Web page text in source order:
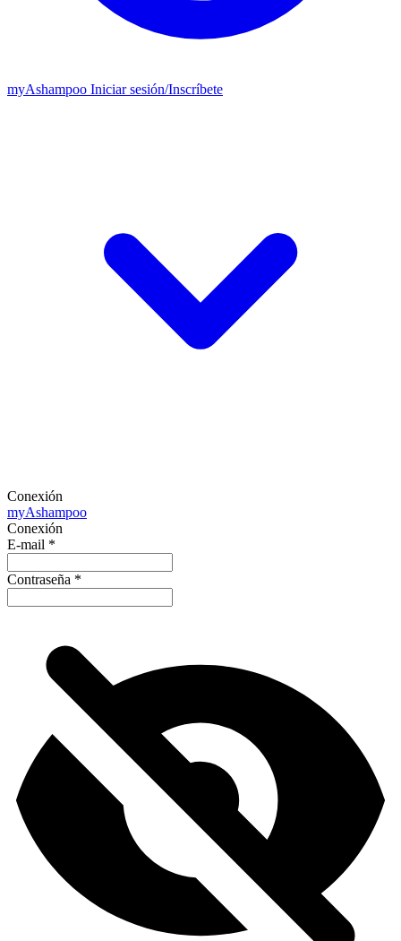
myAshampoo Iniciar sesión/Inscríbete
Conexión
myAshampoo
Conexión
E-mail *
Contraseña *